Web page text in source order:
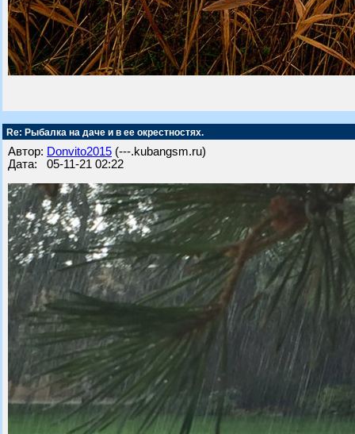
Re: Рыбалка на даче и в ее окрестностях.
Автор: Donvito2015 (---.kubangsm.ru)
Дата: 05-11-21 02:22